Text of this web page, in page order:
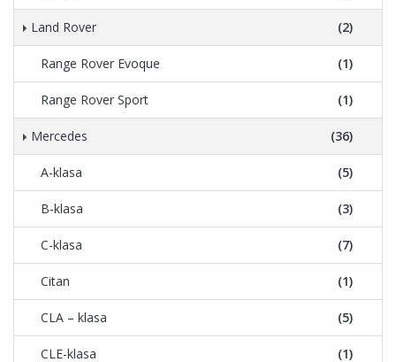
Land Rover (2)
Range Rover Evoque (1)
Range Rover Sport (1)
Mercedes (36)
A-klasa (5)
B-klasa (3)
C-klasa (7)
Citan (1)
CLA – klasa (5)
CLE-klasa (1)